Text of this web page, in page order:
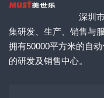
深圳
集研发、生产、销售与
拥有50000平方米的自
的研发及销售中心。